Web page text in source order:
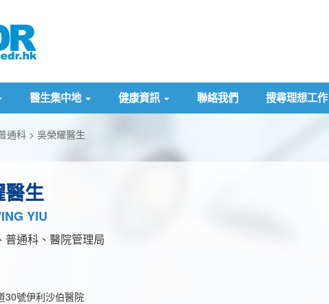
醫生集中地 健康資訊 聯絡我們 搜尋理想工作
通科 吳榮耀醫生
生
YIU
普通科、醫院管理局
30號伊利沙伯醫院